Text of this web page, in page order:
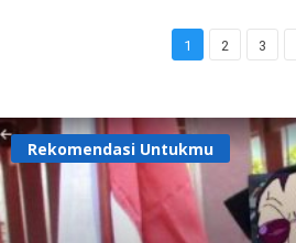
1 2 3
Rekomendasi Untukmu